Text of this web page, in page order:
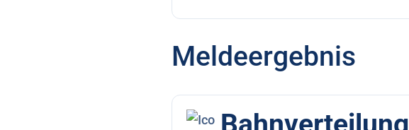
Meldeergebnis